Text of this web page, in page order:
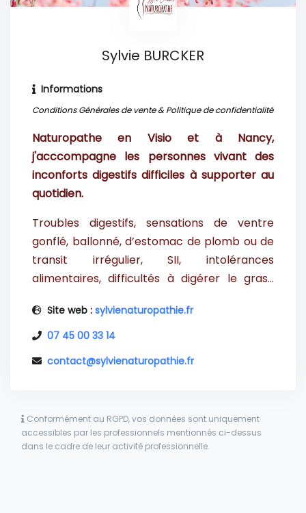
Sylvie BURCKER
Informations
Conditions Générales de vente&Politique de confidentialité
Naturopathe en Visio et à Nancy,
j'acccompagne les personnes vivant des
inconforts digestifs difficiles à supporter au
quotidien.
Troubles digestifs, sensations de ventre
gonflé, ballonné, d’estomac de plomb ou de
transit irrégulier, SII, intolérances
alimentaires, difficultés à digérer le gras…
digérer ? Vos inconforts digestifs sont de
plus en plus difficiles à vivre au quotidien ?
Mon approche naturelle associe des
📅Sur rendez-vous. En Visio partout en
France💻ou au cabinet à Nancy
Site web : sylvienaturopathie.fr
07 45 00 33 14
contact@sylvienaturopathie.fr
Conformément au RGPD, vos données sont uniquement
accessibles par les professionnels mentionnés ci-dessus
dans le cadre de leur activité professionnelle.